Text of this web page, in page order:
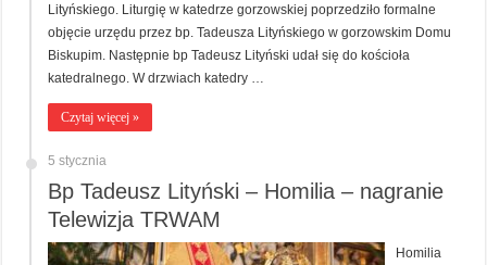
Lityńskiego. Liturgię w katedrze gorzowskiej poprzedziło formalne
objęcie urzędu przez bp. Tadeusza Lityńskiego w gorzowskim Domu
Biskupim. Następnie bp Tadeusz Lityński udał się do kościoła
katedralnego. W drzwiach katedry …
Czytaj więcej »
5 stycznia
Bp Tadeusz Lityński – Homilia – nagranie
Telewizja TRWAM
Homilia